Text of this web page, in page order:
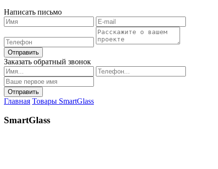
Написать письмо
Отправить
Заказать обратный звонок
Главная Товары SmartGlass
SmartGlass